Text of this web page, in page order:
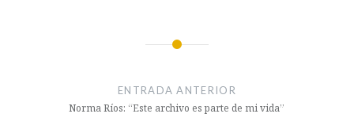
entradas
ENTRADA ANTERIOR
Norma Ríos: “Este archivo es parte de mi vida”